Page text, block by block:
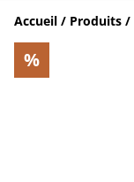
Accueil / Produits /
%